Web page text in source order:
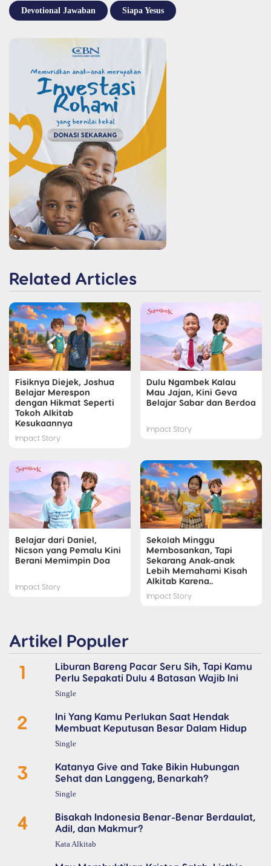
Devotional Jawaban Siapa Yesus
Related Articles
Fisiknya Diejek, Joshua
Belajar Merespon
dengan Hikmat Seperti
Tokoh Alkitab
Kesukaannya
Impact Story
Dulu Ngambek Kalau
Mau Jajan, Kini Geva
Belajar Sabar dan Berdoa
Impact Story
Belajar dari Daniel,
Nicson yang Pemalu Kini
Berani Memimpin Doa
Impact Story
Sekolah Minggu
Membosankan, Tapi
Sekarang Anak-anak
Lebih Memahami Kisah
Alkitab Karena..
Impact Story
Artikel Populer
1
Liburan Bareng Pacar Seru Sih, Tapi Kamu
Perlu Sepakati Dulu 4 Batasan Wajib Ini
Single
2
Ini Yang Kamu Perlukan Saat Hendak
Membuat Keputusan Besar Dalam Hidup
Single
3
Katanya Give and Take Bikin Hubungan
Sehat dan Langgeng, Benarkah?
Single
4
Bisakah Indonesia Benar-Benar Berdaulat,
Adil, dan Makmur?
Kata Alkitab